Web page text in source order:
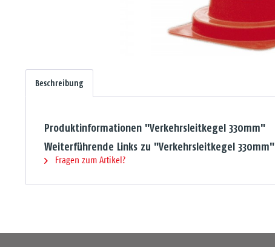
Beschreibung
Produktinformationen "Verkehrsleitkegel 330mm"
Weiterführende Links zu "Verkehrsleitkegel 330mm"
Fragen zum Artikel?